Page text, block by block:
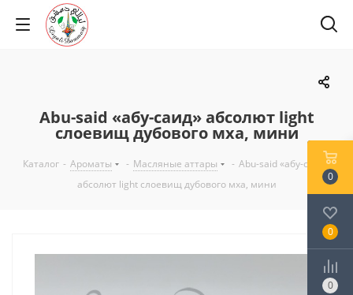
Abu-said «абу-саид» абсолют light
слоевищ дубового мха, мини
Каталог - Ароматы - Масляные аттары - Abu-said «абу-саид»
абсолют light слоевищ дубового мха, мини
0
0
0